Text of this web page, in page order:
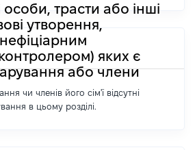
трасти або інші
утворення,
яких є
або члени
чи членів його сім'ї відсутні
в цьому розділі.